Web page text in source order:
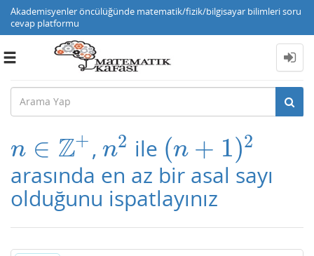
Akademisyenler öncülüğünde matematik/fizik/bilgisayar bilimleri soru
cevap platformu
Toggle
n ∈ Z+
n∈Z + ,n2
n2 ile (n + 1)2
(n+ 1)2
arasında en az bir asal sayı
olduğunu ispatlayınız